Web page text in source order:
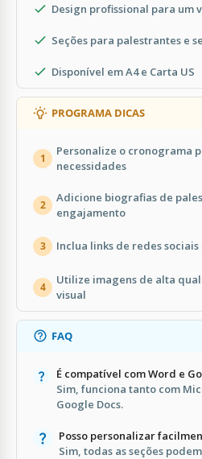
Design profissional para um
Seções para palestrantes e
Disponível em A4 e Carta US
PROGRAMA DICAS
1
Personalize o cronograma
necessidades
2
Adicione biografias de
engajamento
3 Inclua links de redes
4
Utilize imagens de alta
visual
FAQ
É compatível com Word e
Sim, funciona tanto com
Google Docs.
Posso personalizar
Sim, todas as seções